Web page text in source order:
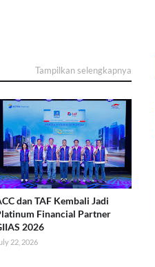
Tampilkan selengkapnya
dan TAF Kembali Jadi
Financial Partner
2026
22, 2026